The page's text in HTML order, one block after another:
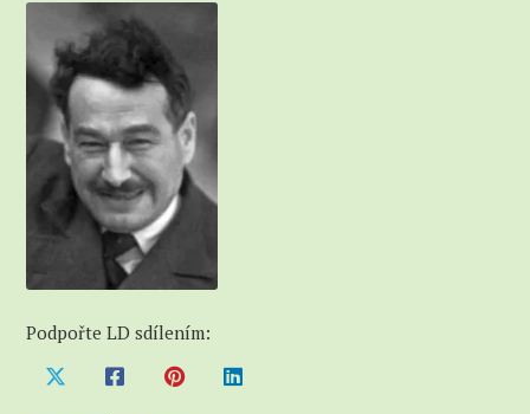
Podpořte LD sdílením: